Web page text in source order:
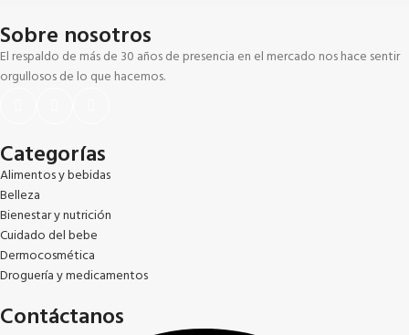
Sobre nosotros
El respaldo de más de 30 años de presencia en el mercado nos hace sentir
orgullosos de lo que hacemos.
Categorías
Alimentos y bebidas
Belleza
Bienestar y nutrición
Cuidado del bebe
Dermocosmética
Droguería y medicamentos
Contáctanos